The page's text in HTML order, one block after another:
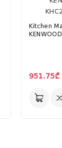
Kitchen
951.75₾